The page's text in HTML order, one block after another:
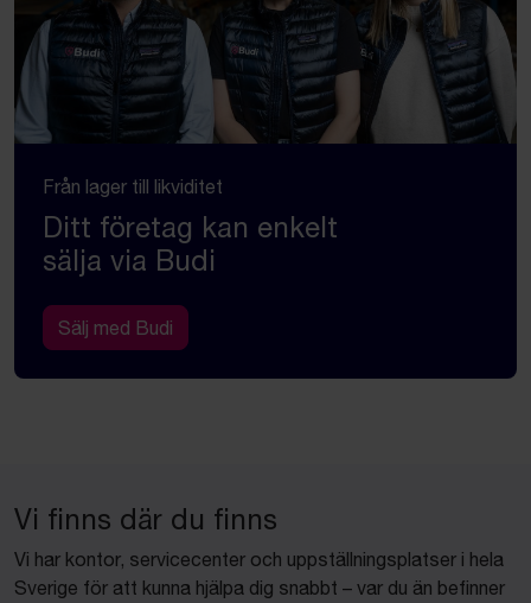
Från lager till likviditet
Ditt företag kan enkelt
sälja via Budi
Sälj med Budi
Vi finns där du finns
Vi har kontor, servicecenter och uppställningsplatser i hela
Sverige för att kunna hjälpa dig snabbt – var du än befinner